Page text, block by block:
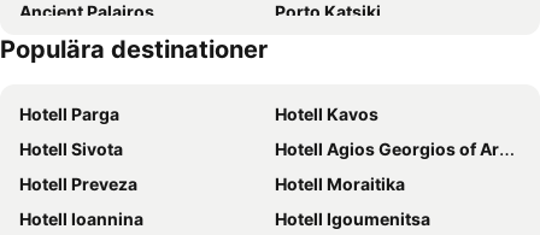
Aliki Hotel
BLUE LUXURY SUITES
Vliho Bay Boutique Hotel
Hotel Nostos
Athos Hotel
Iraklis Hotel
Nirikos
Ianos Bay
Olive Tree
Delfini
Hotel Lefkas
Ancient Palairos
Porto Katsiki
Kanali
Agios Nikitas Beach
Monolithi
Kiani Akti
Nydri
Egremnoi
Amfilochia
KTEL Leukadas
Archaeological Museum of Lefkada
Populära destinationer
Hotell Parga
Hotell Kavos
Hotell Sivota
Hotell Agios Georgios of Argyrades
Hotell Preveza
Hotell Moraitika
Hotell Ioannina
Hotell Igoumenitsa